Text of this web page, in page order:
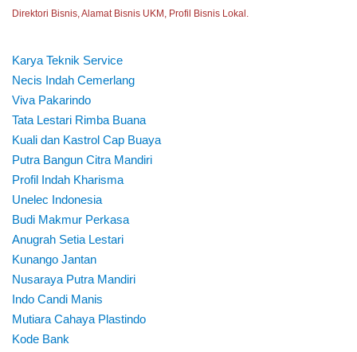
Direktori Bisnis, Alamat Bisnis UKM, Profil Bisnis Lokal.
Karya Teknik Service
Necis Indah Cemerlang
Viva Pakarindo
Tata Lestari Rimba Buana
Kuali dan Kastrol Cap Buaya
Putra Bangun Citra Mandiri
Profil Indah Kharisma
Unelec Indonesia
Budi Makmur Perkasa
Anugrah Setia Lestari
Kunango Jantan
Nusaraya Putra Mandiri
Indo Candi Manis
Mutiara Cahaya Plastindo
Kode Bank